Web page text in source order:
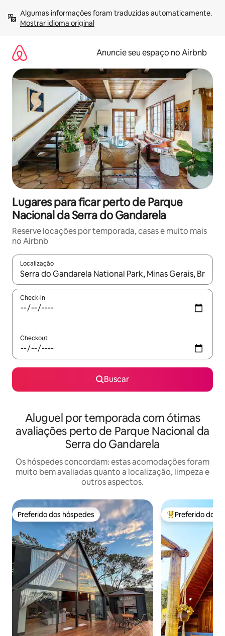
para
Mostrar idioma original
Anuncie seu espaço no Airbnb
Lugares para ficar perto de Parque
Nacional da Serra do Gandarela
Reserve locações por temporada, casas e muito mais
no Airbnb
Localização
Quando os resultados estiverem disponíveis, explore-os
Check-in
Checkout
Buscar
Aluguel por temporada com ótimas
avaliações perto de Parque Nacional da
Serra do Gandarela
Os hóspedes concordam: estas acomodações foram
muito bem avaliadas quanto a localização, limpeza e
outros aspectos.
Preferido dos hóspedes
Preferido dos hóspedes Entre os
Preferido dos